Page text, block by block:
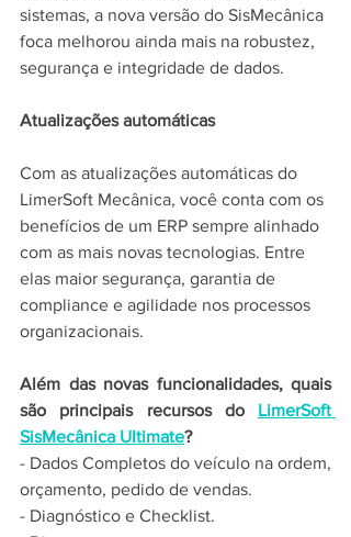
sistemas, a nova versão do SisMecânica
foca melhorou ainda mais na robustez,
segurança e integridade de dados.
Atualizações automáticas
Com as atualizações automáticas do
LimerSoft Mecânica, você conta com os
benefícios de um ERP sempre alinhado
com as mais novas tecnologias. Entre
elas maior segurança, garantia de
compliance e agilidade nos processos
organizacionais.
Além das novas funcionalidades, quais
são principais recursos do LimerSoft
SisMecânica Ultimate?
- Dados Completos do veículo na ordem,
orçamento, pedido de vendas.
- Diagnóstico e Checklist.